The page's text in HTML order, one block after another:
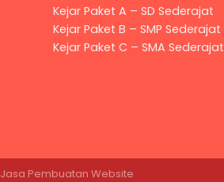
Kejar Paket A – SD Sederajat
Kejar Paket B – SMP Sederajat
Kejar Paket C – SMA Sederajat
Jasa Pembuatan Website